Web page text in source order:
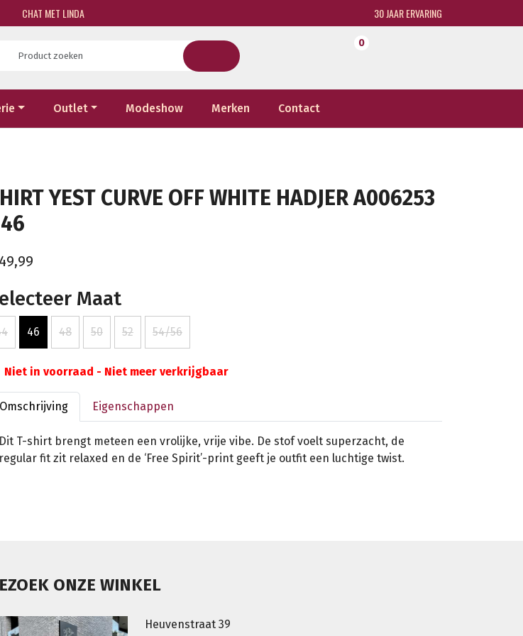
CHAT MET LINDA 30 JAAR ERVARING
0
Outlet Modeshow Merken Contact
YEST CURVE OFF WHITE HADJER A006253
Maat
46 48 50 52 54/56
Niet in voorraad - Niet meer verkrijgbaar
Omschrijving Eigenschappen
Dit T-shirt brengt meteen een vrolijke, vrije vibe. De stof voelt superzacht, de
regular fit zit relaxed en de ‘Free Spirit’-print geeft je outfit een luchtige twist.
ONZE WINKEL
Heuvenstraat 39